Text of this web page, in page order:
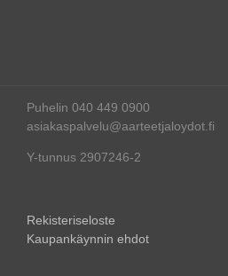
Puhelin 040 449 0900
asiakaspalvelu@aarteetjaloydot.fi
Y-tunnus 2907246-2
Rekisteriseloste
Kaupankäynnin ehdot